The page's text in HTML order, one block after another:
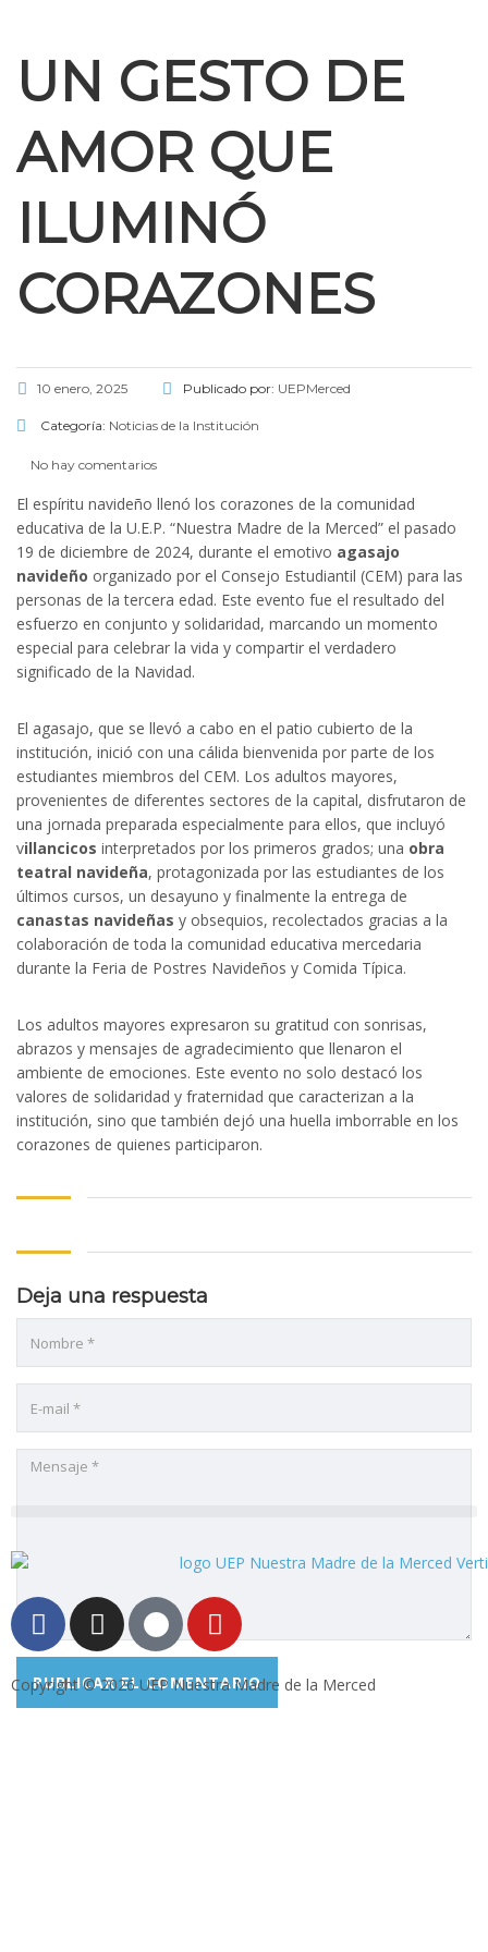
UN GESTO DE
AMOR QUE
ILUMINÓ
CORAZONES
10 enero, 2025 Publicado por: UEPMerced
Categoría: Noticias de la Institución
No hay comentarios
El espíritu navideño llenó los corazones de la comunidad
educativa de la U.E.P. “Nuestra Madre de la Merced” el pasado
19 de diciembre de 2024, durante el emotivo agasajo
navideño organizado por el Consejo Estudiantil (CEM) para las
personas de la tercera edad. Este evento fue el resultado del
esfuerzo en conjunto y solidaridad, marcando un momento
especial para celebrar la vida y compartir el verdadero
significado de la Navidad.
El agasajo, que se llevó a cabo en el patio cubierto de la
institución, inició con una cálida bienvenida por parte de los
estudiantes miembros del CEM. Los adultos mayores,
provenientes de diferentes sectores de la capital, disfrutaron de
una jornada preparada especialmente para ellos, que incluyó
villancicos interpretados por los primeros grados; una obra
teatral navideña, protagonizada por las estudiantes de los
últimos cursos, un desayuno y finalmente la entrega de
canastas navideñas y obsequios, recolectados gracias a la
colaboración de toda la comunidad educativa mercedaria
durante la Feria de Postres Navideños y Comida Típica.
Los adultos mayores expresaron su gratitud con sonrisas,
abrazos y mensajes de agradecimiento que llenaron el
ambiente de emociones. Este evento no solo destacó los
valores de solidaridad y fraternidad que caracterizan a la
institución, sino que también dejó una huella imborrable en los
corazones de quienes participaron.
Deja una respuesta
Copyright © 2026 UEP Nuestra Madre de la Merced